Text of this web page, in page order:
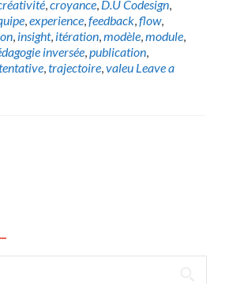
,croyance, D.U Codesign,
,experience,feedback,flow,
, insight, itération,modèle,module,
inversée,publication,
,trajectoire,valeu Leave a